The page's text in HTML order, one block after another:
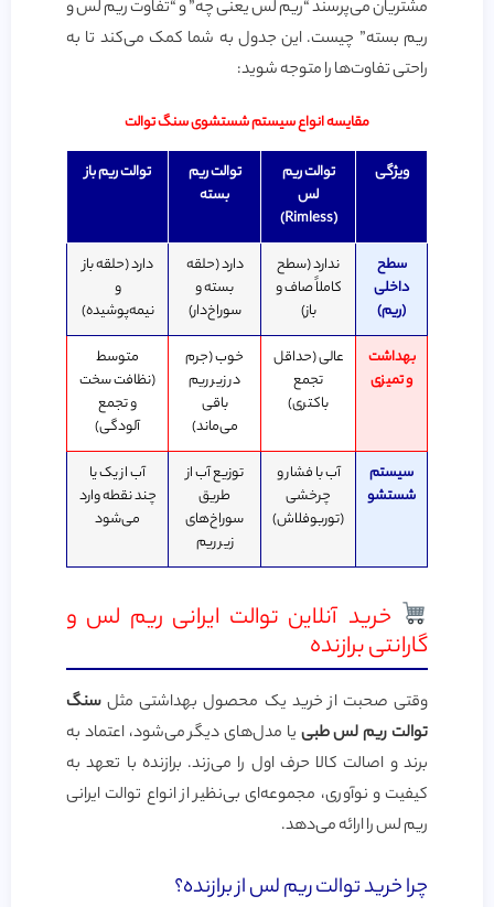
مشتریان می‌پرسند “ریم لس یعنی چه” و “تفاوت ریم لس و
ریم بسته” چیست. این جدول به شما کمک می‌کند تا به
راحتی تفاوت‌ها را متوجه شوید:
مقایسه انواع سیستم شستشوی سنگ توالت
ویژگی
توالت ریم
لس
(Rimless)
توالت ریم
بسته
توالت ریم باز
سطح
داخلی
(ریم)
ندارد (سطح
کاملاً صاف و
باز)
دارد (حلقه
بسته و
سوراخ‌دار)
دارد (حلقه باز
و
نیمه‌پوشیده)
بهداشت
و تمیزی
عالی (حداقل
تجمع
باکتری)
خوب (جرم
در زیر ریم
باقی
می‌ماند)
متوسط
(نظافت سخت
و تجمع
آلودگی)
سیستم
شستشو
آب با فشار و
چرخشی
(توربوفلاش)
توزیع آب از
طریق
سوراخ‌های
زیر ریم
آب از یک یا
چند نقطه وارد
می‌شود
خرید آنلاین توالت ایرانی ریم لس و
گارانتی برازنده
وقتی صحبت از خرید یک محصول بهداشتی مثل سنگ
توالت ریم لس طبی یا مدل‌های دیگر می‌شود، اعتماد به
برند و اصالت کالا حرف اول را می‌زند. برازنده با تعهد به
کیفیت و نوآوری، مجموعه‌ای بی‌نظیر از انواع توالت ایرانی
ریم لس را ارائه می‌دهد.
چرا خرید توالت ریم لس از برازنده؟